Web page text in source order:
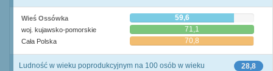
Wieś Ossówka 59,6
woj. kujawsko-pomorskie 71,1
Cała Polska 70,8
28,8
Ludność w wieku poprodukcyjnym na 100 osób w wieku